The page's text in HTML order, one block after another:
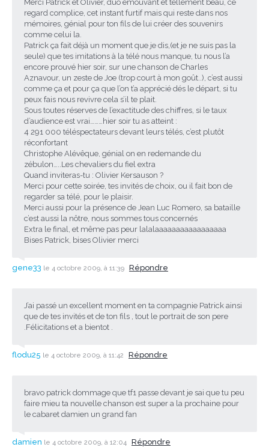
Merci Patrick et Olivier, duo émouvant et tellement beau, ce
regard complice, cet instant furtif mais qui reste dans nos
mémoires, génial pour ton fils de lui créer des souvenirs
comme celui la.
Patrick ça fait déjà un moment que je dis,(et je ne suis pas la
seule) que tes imitations à la télé nous manque, tu nous l’a
encore prouvé hier soir, sur une chanson de Charles
Aznavour, un zeste de Joe (trop court à mon goût..), c’est aussi
comme ça et pour ça que l’on t’a apprécié dés le départ, si tu
peux fais nous revivre cela s’il te plait.
Sous toutes réserves de l’exactitude des chiffres, si le taux
d’audience est vrai………hier soir tu as atteint :
4 291 000 téléspectateurs devant leurs télés, c’est plutôt
réconfortant
Christophe Alévêque, génial on en redemande du
zébulon…..Les chevaliers du fiel extra
Quand inviteras-tu : Olivier Kersauson ?
Merci pour cette soirée, tes invités de choix, ou il fait bon de
regarder sa télé, pour le plaisir.
Merci aussi pour la présence de Jean Luc Romero, sa bataille
c’est aussi la nôtre, nous sommes tous concernés
Extra le final, et même pas peur lalalaaaaaaaaaaaaaaaaa
Bises Patrick, bises Olivier merci
gene33 le 4 octobre 2009, à 11:39 Répondre
J’ai passé un excellent moment en ta compagnie Patrick ainsi
que de tes invités et de ton fils , tout le portrait de son pere
.Félicitations et a bientot .
flodu25 le 4 octobre 2009, à 11:42 Répondre
bravo patrick dommage que tf1 passe devant je sai que tu peu
faire mieu ta nouvelle chanson est super a la prochaine pour
le cabaret damien un grand fan
damien le 4 octobre 2009, à 12:04 Répondre